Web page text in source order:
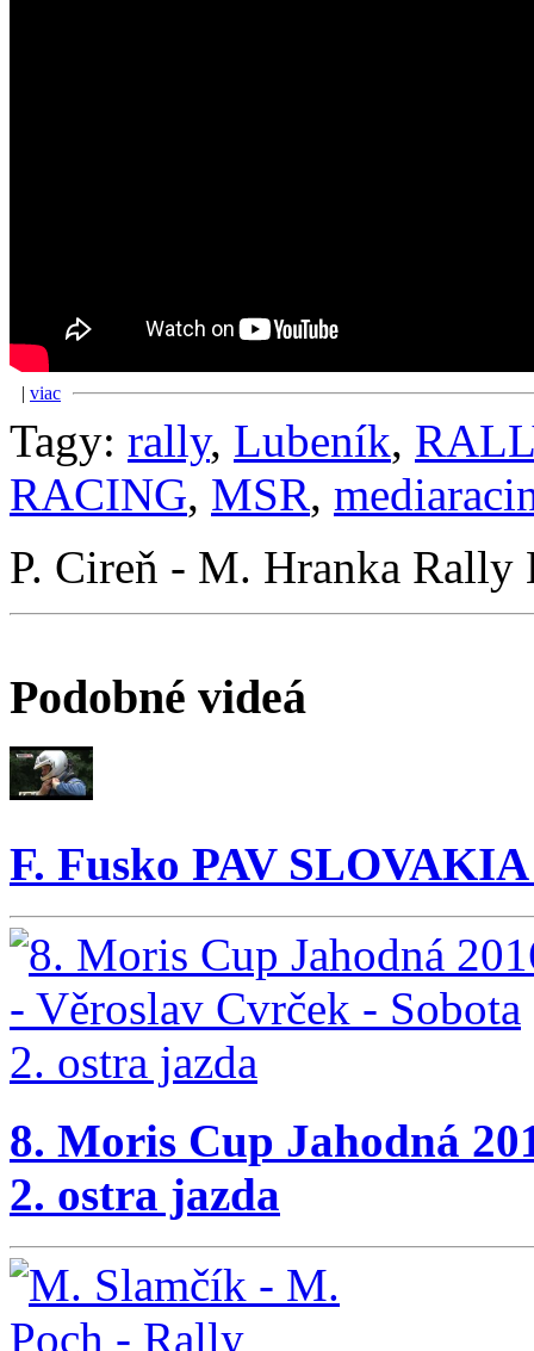
| viac
Tagy: rally, Lubeník,
RACING, MSR,
P. Cireň - M. Hranka
Podobné videá
F. Fusko PAV
8. Moris Cup Jahodná
2. ostra jazda